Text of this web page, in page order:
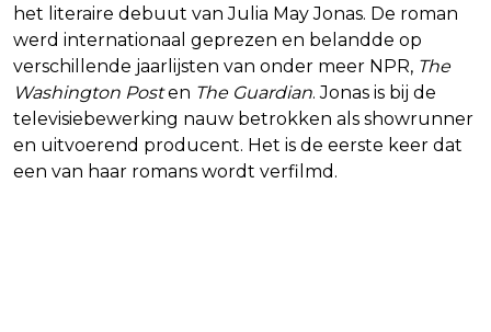
het literaire debuut van Julia May Jonas. De roman
werd internationaal geprezen en belandde op
verschillende jaarlijsten van onder meer NPR, The
Washington Posten The Guardian. Jonas is bij de
televisiebewerking nauw betrokken als showrunner
en uitvoerend producent. Het is de eerste keer dat
een van haar romans wordt verfilmd.